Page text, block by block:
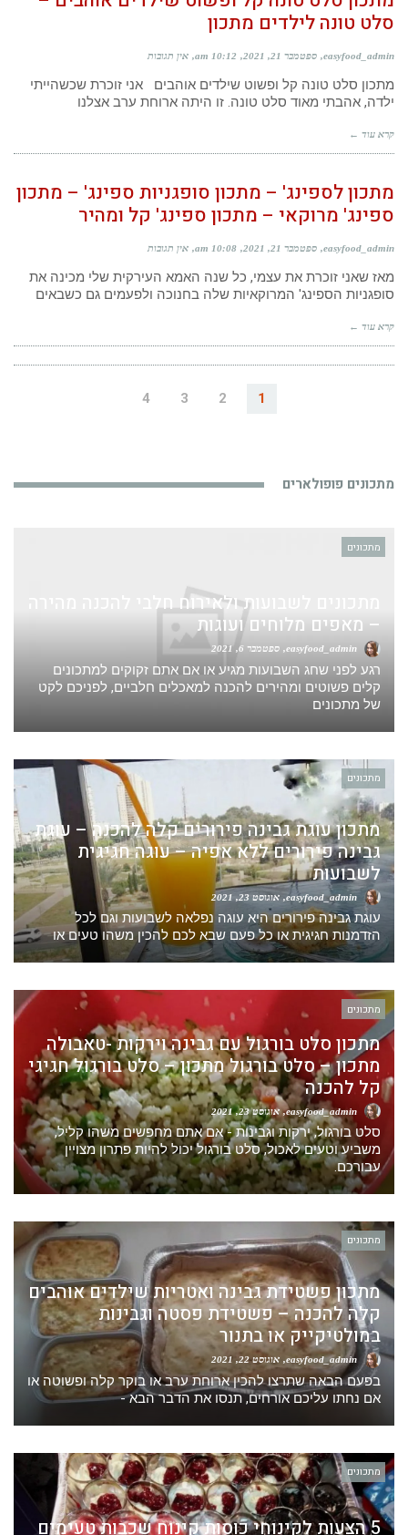
סלט טונה לילדים מתכון
easyfood_admin ספטמבר 21, 2021 10:12 am אין תגובות
מתכון סלט טונה קל ופשוט שילדים אוהבים אני זוכרת שכשהייתי
ילדה, אהבתי מאוד סלט טונה. זו היתה ארוחת ערב אצלנו
קרא עוד ←
מתכון לספינג' – מתכון סופגניות ספינג' – מתכון
ספינג' מרוקאי – מתכון ספינג' קל ומהיר
easyfood_admin ספטמבר 21, 2021 10:08 am אין תגובות
מאז שאני זוכרת את עצמי, כל שנה האמא העירקית שלי מכינה את
סופגניות הספינג' המרוקאיות שלה בחנוכה ולפעמים גם כשבאים
קרא עוד ←
1
2
3
4
מתכונים פופולארים
מתכונים
מתכונים לשבועות ולאירוח חלבי להכנה מהירה
– מאפים מלוחים ועוגות
ספטמבר 6, 2021
רגע לפני שחג השבועות מגיע או אם אתם זקוקים למתכונים
קלים פשוטים ומהירים להכנה למאכלים חלביים, לפניכם לקט
של מתכונים
מתכונים
מתכון עוגת גבינה פירורים קלה להכנה – עוגת
גבינה פירורים ללא אפיה – עוגה חגיגית
לשבועות
אוגוסט 23, 2021
עוגת גבינה פירורים היא עוגה נפלאה לשבועות וגם לכל
הזדמנות חגיגית או כל פעם שבא לכם להכין משהו טעים או
מתכונים
מתכון סלט בורגול עם גבינה וירקות -טאבולה
מתכון – סלט בורגול מתכון – סלט בורגול חגיגי
קל להכנה
אוגוסט 23, 2021
סלט בורגול, ירקות וגבינות - אם אתם מחפשים משהו קליל,
משביע וטעים לאכול, סלט בורגול יכול להיות פתרון מצויין
עבורכם.
מתכונים
מתכון פשטידת גבינה ואטריות שילדים אוהבים
קלה להכנה – פשטידת פסטה וגבינות
במולטיקייק או בתנור
אוגוסט 22, 2021
בפעם הבאה שתרצו להכין ארוחת ערב או בוקר קלה ופשוטה או
אם נחתו עליכם אורחים, תנסו את הדבר הבא -
מתכונים
5 הצעות לקינוחי כוסות קינוח שכבות טעימים